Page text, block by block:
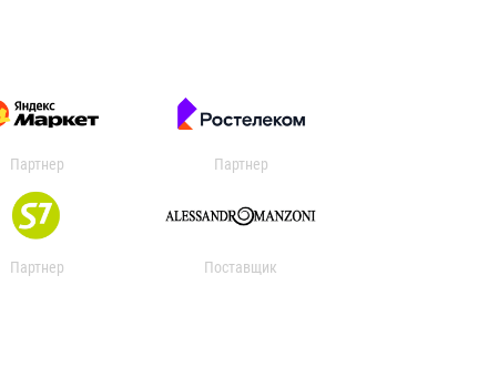
Партнер Партнер
Партнер Поставщик